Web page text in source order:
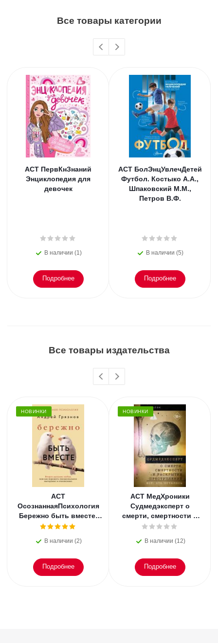
Все товары категории
АСТ ПервКнЗнаний
Энциклопедия для
девочек
В наличии (1)
Подробнее
АСТ БолЭнцУвлечДетей
Футбол. Костыко А.А.,
Шпаковский М.М.,
Петров В.Ф.
В наличии (5)
Подробнее
Все товары издательства
НОВИНКИ
АСТ
ОсознаннаяПсихология
Бережно быть вместе.
Второе дыхание любви,
эмоциональное
В наличии (2)
Подробнее
НОВИНКИ
АСТ МедХроники
Судмедэксперт о
смерти, смертности и
раскрытии
осталось. Блэк
В наличии (12)
Подробнее